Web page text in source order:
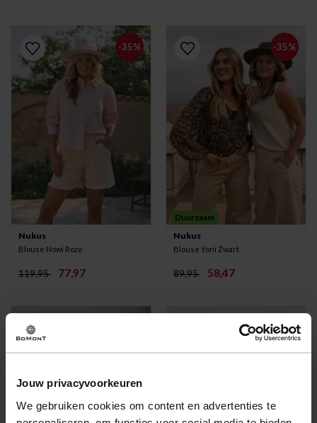
Jouw privacyvoorkeuren
We gebruiken cookies om content en advertenties te
-35%
Nukus
Blouse Nowi Roze
119,95 77,97
-35%
Duurzaam
Nukus
Blouse Yoni Zwart
89,95 58,47
-35%